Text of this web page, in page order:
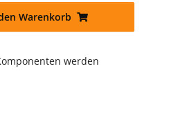
Warenkorb
werden